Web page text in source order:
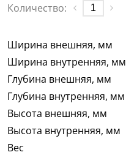
Количество:
Ширина внешняя, мм
Ширина внутренняя, мм
Глубина внешняя, мм
Глубина внутренняя, мм
Высота внешняя, мм
Высота внутренняя, мм
Вес